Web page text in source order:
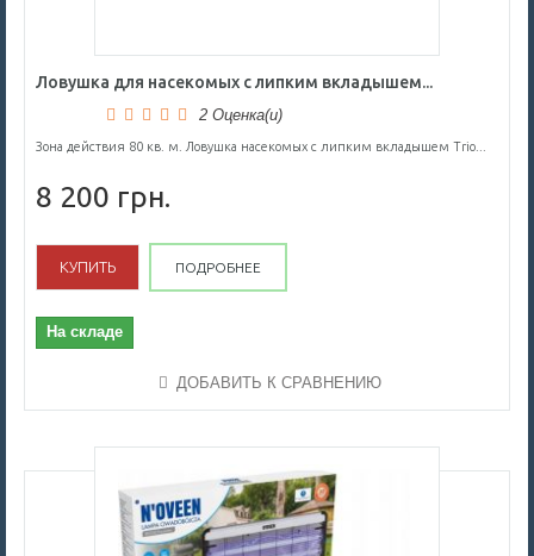
Ловушка для насекомых с липким вкладышем...
2 Оценка(и)
Зона действия 80 кв. м. Ловушка насекомых с липким вкладышем Trio...
8 200 грн.
КУПИТЬ ПОДРОБНЕЕ
На складе
ДОБАВИТЬ К СРАВНЕНИЮ